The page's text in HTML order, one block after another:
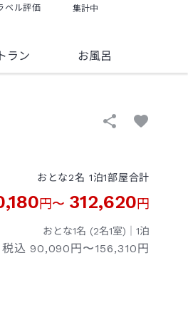
ベル評価
集計中
ラン お風呂
おとな2名 1泊1部屋合計
円〜 312,620円
おとな1名 (2名1室)｜ 1泊
税込 90,090円〜156,310円